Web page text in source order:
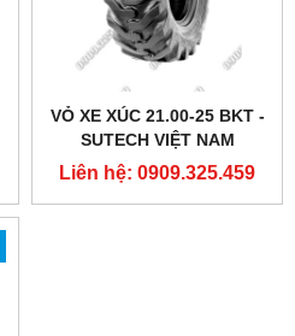
VỎ XE XÚC 21.00-25 BKT -
SUTECH VIỆT NAM
Liên hệ: 0909.325.459